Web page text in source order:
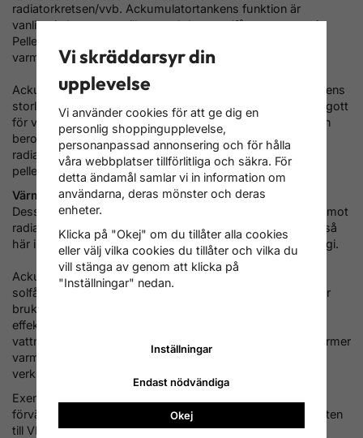
radiatorkretsen/vvb. Ackumulatortankens funktion är
vanligtvis bara att ta tillvara och lagra solfångaren energi.
Pelletspannor behöver ofta inte hålla en ackumulatortank
varm för sin funktion eller effektivitet.
Ackumulatortanken är därför dimensionerad för solfångarens
storlek. En akumulatortank på 500-750 liter brukar räcka gott
för vårt kombisystem. Inkopplingen av ackumulatortanken
beror på pelletspannans konstruktion. Antingen är
radiatorkretsen/varmvattenberedaren kopplad direkt på
pellets pannan eller mot akumulatortanken.
Värmepumpar
Dessa är också lättreglerade och kan därför arbeta direkt mot
radiatorkretsen/vvb. Ackumulatortankens funktion är också
här i huvudsak att bara tillvara och lagra solfångaren energi.
Ackumulatortanken är också här dimensionerad för
solfångarens storlek. En ackumulatortank på 500-750 liter
brukar räcka gott för vårt kombisystem. En värmepumps
effektivitet är som sämst när den producerar det hetaste
vattnet. Solfångaren gör därför mest nytta om d en slutvärmer
varmvattnet vid den temperatur där värmepumpens
verkningsgrad är som sämst.
Exempel på lösning: 750 liters ackumulatortank som
förvärmer både ingående tappvarmvatten och radiatorvatten
till VP. Med en solladdare prioriterar man bort VP sämsta
Vi skräddarsyr din
upplevelse
Vi använder cookies för att ge dig en
personlig shoppingupplevelse,
personanpassad annonsering och för hålla
våra webbplatser tillförlitliga och säkra. För
detta ändamål samlar vi in information om
användarna, deras mönster och deras
enheter.
Klicka på "Okej" om du tillåter alla cookies
eller välj vilka cookies du tillåter och vilka du
vill stänga av genom att klicka på
"Inställningar" nedan.
Inställningar
Endast nödvändiga
Okej